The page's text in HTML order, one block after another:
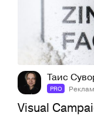
Таис
PRO
Visual